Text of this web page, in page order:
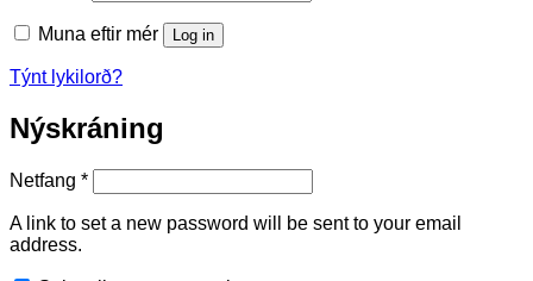
Muna eftir mér Log in
Týnt lykilorð?
Nýskráning
Netfang *Required
A link to set a new password will be sent to your email
address.